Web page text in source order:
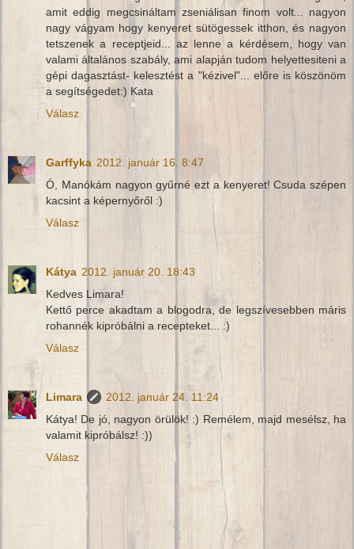
amit eddig megcsináltam zseniálisan finom volt... nagyon
nagy vágyam hogy kenyeret sütögessek itthon, és nagyon
tetszenek a receptjeid... az lenne a kérdésem, hogy van
valami általános szabály, ami alapján tudom helyettesiteni a
gépi dagasztást- kelesztést a "kézivel"... előre is köszönöm
a segítségedet:) Kata
Válasz
Garffyka 2012. január 16. 8:47
Ó, Manókám nagyon gyűrné ezt a kenyeret! Csuda szépen
kacsint a képernyőről :)
Válasz
Kátya 2012. január 20. 18:43
Kedves Limara!
Kettő perce akadtam a blogodra, de legszívesebben máris
rohannék kipróbálni a recepteket... :)
Válasz
Limara
2012. január 24. 11:24
Kátya! De jó, nagyon örülök! :) Remélem, majd mesélsz, ha
valamit kipróbálsz! :))
Válasz